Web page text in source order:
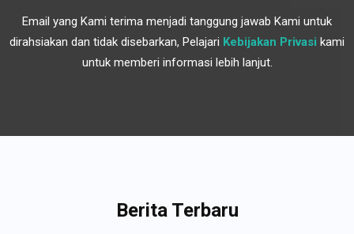
Email yang Kami terima menjadi tanggung jawab Kami untuk
dirahsiakan dan tidak disebarkan, Pelajari Kebijakan Privasi kami
untuk memberi informasi lebih lanjut.
Berita Terbaru